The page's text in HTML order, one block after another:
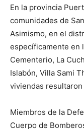
En la provincia
comunidades de
Asimismo, en el
específicamente en
Cementerio, La
Islabón, Villa Sami
viviendas
Miembros de la
Cuerpo de